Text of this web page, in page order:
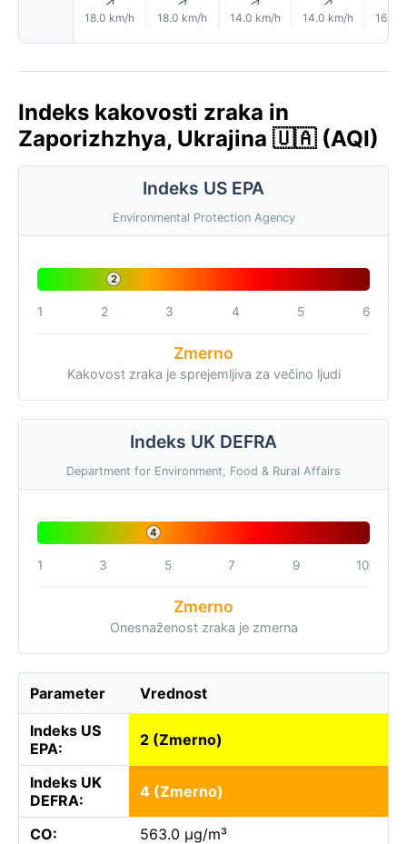
18.0 km/h 18.0 km/h 14.0 km/h 14.0 km/h 16.0
Indeks kakovosti zraka in
Zaporizhzhya, Ukrajina 🇺🇦 (AQI)
Indeks US EPA
Environmental Protection Agency
2
1 2 3 4 5 6
Zmerno
Kakovost zraka je sprejemljiva za večino ljudi
Indeks UK DEFRA
Department for Environment, Food & Rural Affairs
4
1 3 5 7 9 10
Zmerno
Onesnaženost zraka je zmerna
Parameter Vrednost
Indeks US
EPA:
2 (Zmerno)
Indeks UK
DEFRA:
4 (Zmerno)
CO:
563.0 µg/m³